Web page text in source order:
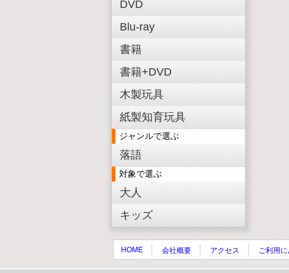
DVD
Blu-ray
書籍
書籍+DVD
木製玩具
紙製知育玩具
ジャンルで選ぶ
落語
対象で選ぶ
大人
キッズ
HOME 会社概要 アクセス ご利用